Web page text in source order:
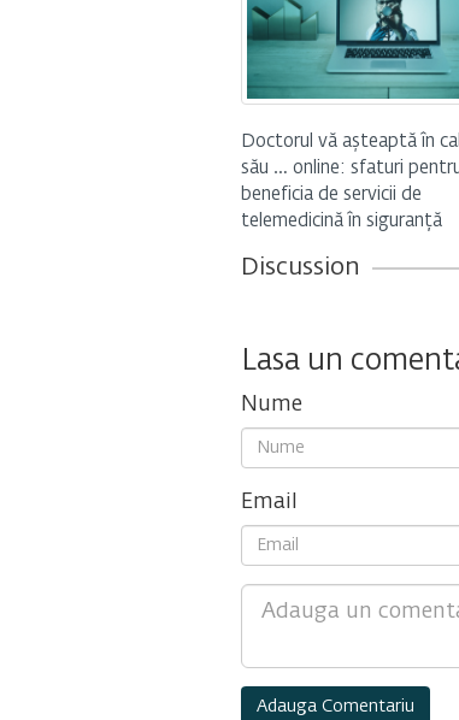
Doctorul vă așteaptă în
său … online: sfaturi
beneficia de servicii de
telemedicină în siguranță
Discussion
Lasa un
Nume
Email
Comment